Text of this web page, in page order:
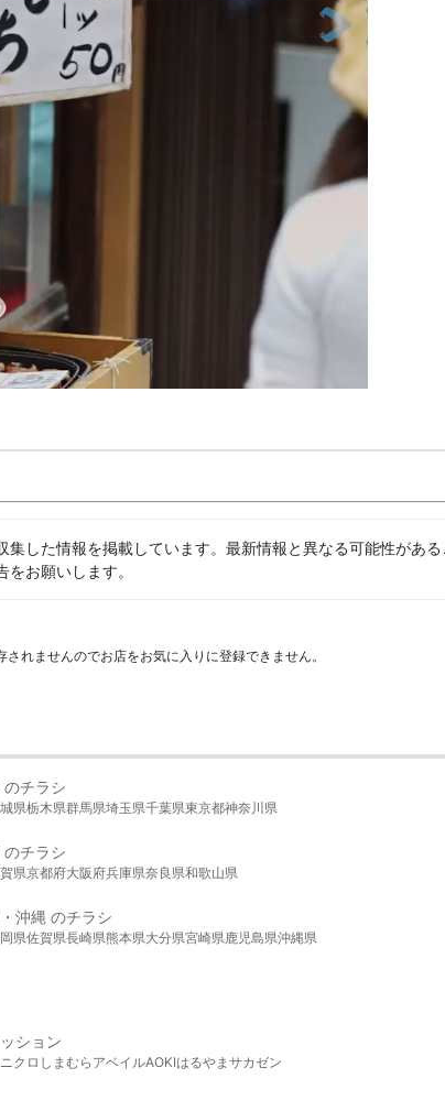
した情報を掲載しています。最新情報と異なる可能性があ
をお願いします。
れませんのでお店をお気に入りに登録できません。
のチラシ
県栃木県群馬県埼玉県千葉県東京都神奈川県
のチラシ
県京都府大阪府兵庫県奈良県和歌山県
沖縄 のチラシ
県佐賀県長崎県熊本県大分県宮崎県鹿児島県沖縄県
ション
クロ しまむら アベイルAOKIはるやま サカゼン